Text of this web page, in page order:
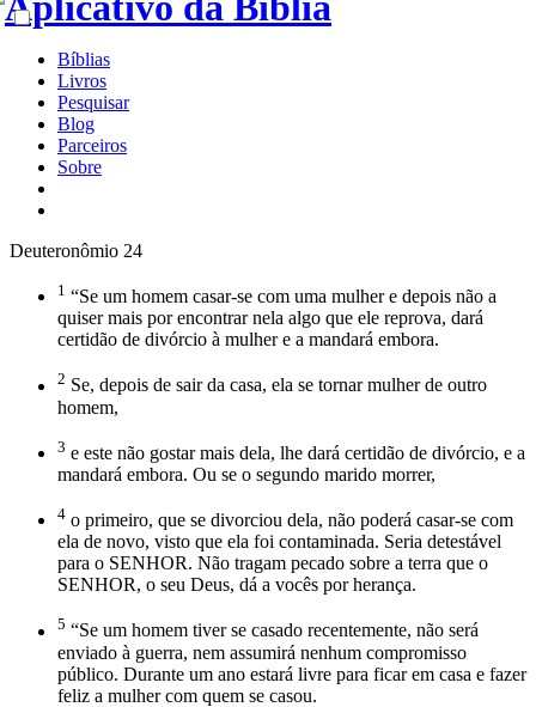
Bíblias
Livros
Pesquisar
Blog
Parceiros
Sobre
Deuteronômio 24
1 “Se um homem casar-se com uma mulher e depois não a
quiser mais por encontrar nela algo que ele reprova, dará
certidão de divórcio à mulher e a mandará embora.
2 Se, depois de sair da casa, ela se tornar mulher de outro
homem,
3 e este não gostar mais dela, lhe dará certidão de divórcio, e a
mandará embora. Ou se o segundo marido morrer,
4 o primeiro, que se divorciou dela, não poderá casar-se com
ela de novo, visto que ela foi contaminada. Seria detestável
para o SENHOR. Não tragam pecado sobre a terra que o
SENHOR, o seu Deus, dá a vocês por herança.
5 “Se um homem tiver se casado recentemente, não será
enviado à guerra, nem assumirá nenhum compromisso
público. Durante um ano estará livre para ficar em casa e fazer
feliz a mulher com quem se casou.